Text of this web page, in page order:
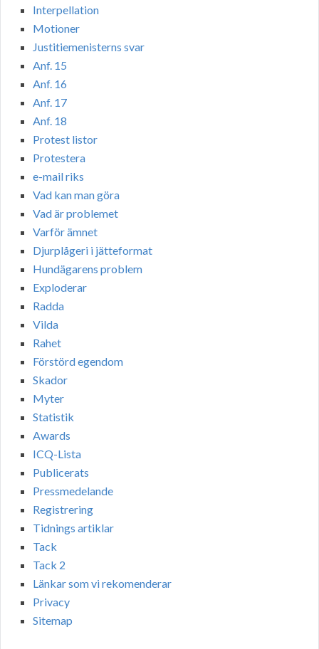
Interpellation
Motioner
Justitiemenisterns svar
Anf. 15
Anf. 16
Anf. 17
Anf. 18
Protest listor
Protestera
e-mail riks
Vad kan man göra
Vad är problemet
Varför ämnet
Djurplågeri i jätteformat
Hundägarens problem
Exploderar
Radda
Vilda
Rahet
Förstörd egendom
Skador
Myter
Statistik
Awards
ICQ-Lista
Publicerats
Pressmedelande
Registrering
Tidnings artiklar
Tack
Tack 2
Länkar som vi rekomenderar
Privacy
Sitemap